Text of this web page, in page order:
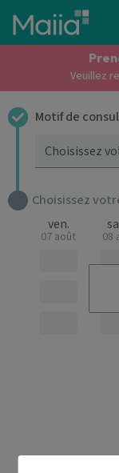
Aller au contenu
Veuillez
Motif de
Choisissez
Choisissez
ven.
07 août 08